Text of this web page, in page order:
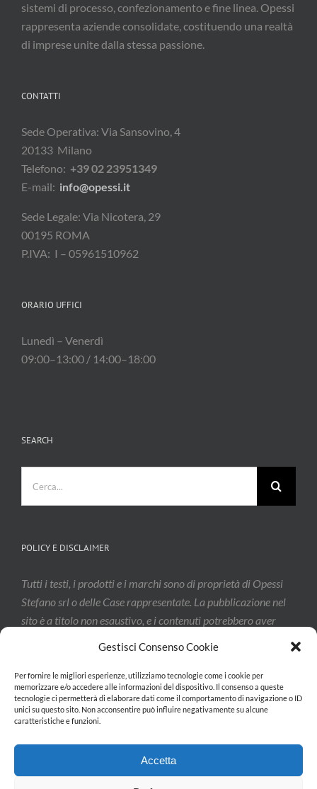
Gestisci Consenso Cookie
Per fornire le migliori esperienze, utilizziamo tecnologie come i cookie per
memorizzare e/o accedere alle informazioni del dispositivo. Il consenso a queste
tecnologie ci permetterà di elaborare dati come il comportamento di navigazione o ID
unici su questo sito. Non acconsentire può influire negativamente su alcune
caratteristiche e funzioni.
Accetta
sistemi di processo, confezionamento e fine linea. Opessi
rappresenta aziende consolidate, costituendo una realtà
di imprese unite dalla stessa passione.
CONTATTI
Sede Operativa: Via Sansovino, 4
20133 Milano
Telefono: +39 02 23951349
E-mail: info@opessi.it
Sede Legale: Via Nicotera, 29
00195 ROMA
P.IVA: I – 05961510962
ORARIO UFFICI
Lunedì – Venerdì
09:00–13:00 / 14:00–18:00
SEARCH
per:
POLICY E DISCLAIMER
Tutti i testi, i prodotti e i marchi sono di proprietà di Opessi
Stefano srl o delle Case rappresentate. La pubblicazione nel
sito è a titolo non esaustivo, e i contenuti potrebbero aver
subito modifiche: vi invitiamo a contattarci per confermarne
Privacy & Cookie Policy